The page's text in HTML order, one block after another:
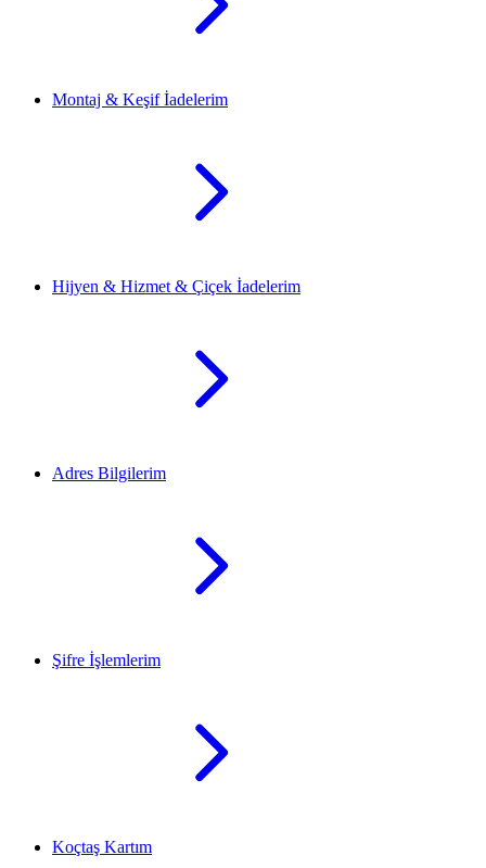
Montaj & Keşif İadelerim
Hijyen & Hizmet & Çiçek İadelerim
Adres Bilgilerim
Şifre İşlemlerim
Koçtaş Kartım